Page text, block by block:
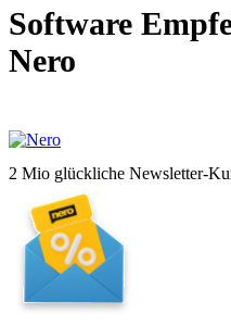
Software
Nero
2 Mio glückliche Newsletter-